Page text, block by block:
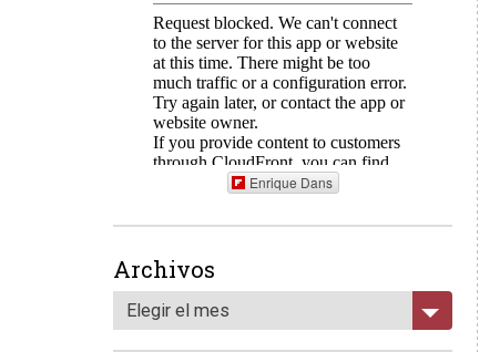
Enrique Dans
Archivos
Elegir el mes